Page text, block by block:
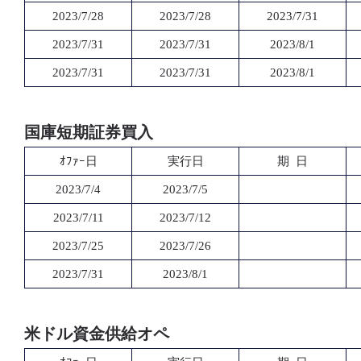
2023/7/28 2023/7/28 2023/7/31
2023/7/31 2023/7/31 2023/8/1
2023/7/31 2023/7/31 2023/8/1
国庫短期証券買入
ｵﾌｧｰ日 実行日 期 日
2023/7/4 2023/7/5
2023/7/11 2023/7/12
2023/7/25 2023/7/26
2023/7/31 2023/8/1
米ドル資金供給オペ